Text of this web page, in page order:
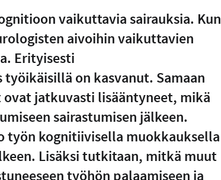
vaikuttavia sairauksia. Kun
aivoihin vaikuttavien
Erityisesti
on kasvanut. Samaan
jatkuvasti lisääntyneet, mikä
sairastumisen jälkeen.
työn kognitiivisella muokkauksella
Lisäksi tutkitaan, mitkä muut
työhön palaamiseen ja